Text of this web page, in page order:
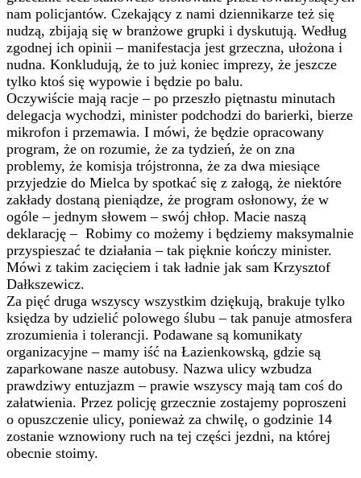
nam policjantów. Czekający z nami dziennikarze też się
nudzą, zbijają się w branżowe grupki i dyskutują. Według
zgodnej ich opinii – manifestacja jest grzeczna, ułożona i
nudna. Konkludują, że to już koniec imprezy, że jeszcze
tylko ktoś się wypowie i będzie po balu.
Oczywiście mają racje – po przeszło piętnastu minutach
delegacja wychodzi, minister podchodzi do barierki, bierze
mikrofon i przemawia. I mówi, że będzie opracowany
program, że on rozumie, że za tydzień, że on zna
problemy, że komisja trójstronna, że za dwa miesiące
przyjedzie do Mielca by spotkać się z załogą, że niektóre
zakłady dostaną pieniądze, że program osłonowy, że w
ogóle – jednym słowem – swój chłop. Macie naszą
deklarację – Robimy co możemy i będziemy maksymalnie
przyspieszać te działania – tak pięknie kończy minister.
Mówi z takim zacięciem i tak ładnie jak sam Krzysztof
Dałkszewicz.
Za pięć druga wszyscy wszystkim dziękują, brakuje tylko
księdza by udzielić polowego ślubu – tak panuje atmosfera
zrozumienia i tolerancji. Podawane są komunikaty
organizacyjne – mamy iść na Łazienkowską, gdzie są
zaparkowane nasze autobusy. Nazwa ulicy wzbudza
prawdziwy entuzjazm – prawie wszyscy mają tam coś do
załatwienia. Przez policję grzecznie zostajemy poproszeni
o opuszczenie ulicy, ponieważ za chwilę, o godzinie 14
zostanie wznowiony ruch na tej części jezdni, na której
obecnie stoimy.